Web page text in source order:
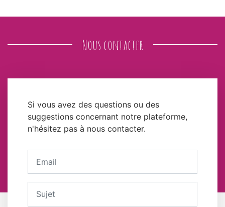
Nous contacter
Si vous avez des questions ou des
suggestions concernant notre plateforme,
n'hésitez pas à nous contacter.